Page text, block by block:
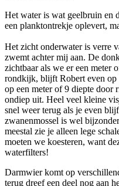
Het water is wat geelbruin en
een planktontrekje oplevert,
Het zicht onderwater is verre
zwemt achter mij aan. De
zichtbaar als we er een meter
rondkijk, blijft Robert even op
op een meter of 9 diepte door
ondiep uit. Heel veel kleine
snel weer terug als je even
zwanenmossel is wel
meestal zie je alleen lege
moeten we koesteren, want
waterfilters!
Darmwier komt op
terug dreef een deel nog aan